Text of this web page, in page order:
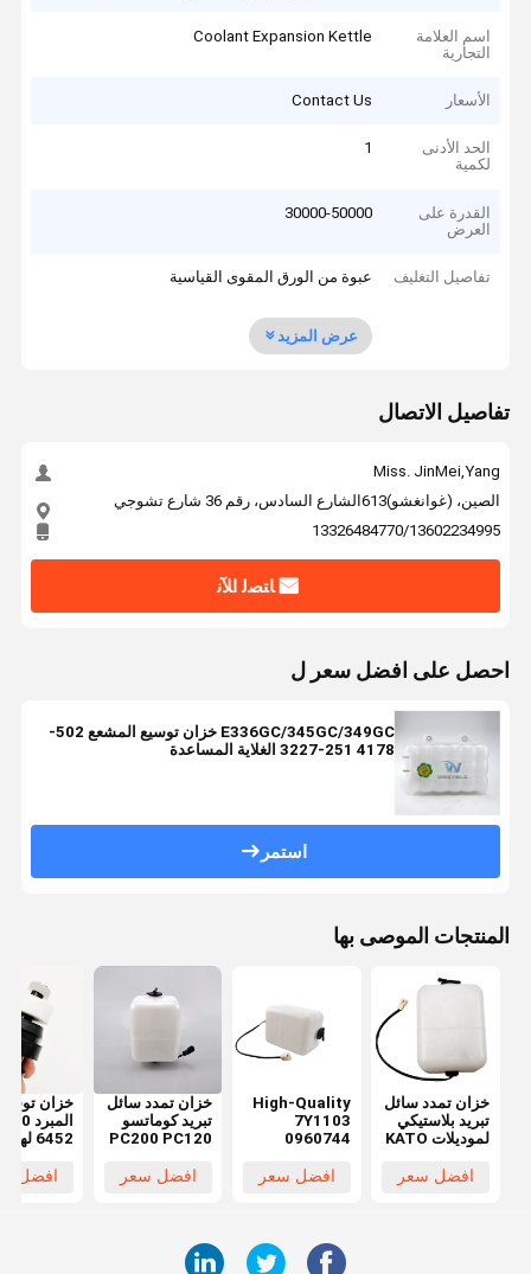
اسم العلامة
التجارية
Coolant Expansion Kettle
الأسعار Contact Us
الحد الأدنى
لكمية
1
القدرة على
العرض
30000-50000
تفاصيل التغليف عبوة من الورق المقوى القياسية
عرض المزيد
تفاصيل الاتصال
Miss. JinMei,Yang
الصين، (غوانغشو)613الشارع السادس، رقم 36 شارع تشوجي
13326484770/13602234995
ﺎﺘﺼﻟ ﺍﻶﻧ
احصل على افضل سعر ل
E336GC/345GC/349GC خزان توسيع المشعع 502-
4178 251-3227 الغلاية المساعدة
استمر
المنتجات الموصى بها
خزان تمدد سائل
تبريد بلاستيكي
لموديلات KATO
HD250 HD450
HD512 HD513
افضل سعر
High-Quality
7Y1103
0960744
Expansion
E312 E323
E324 Models
افضل سعر
خزان تمدد سائل
تبريد كوماتسو
PC200 PC120
06-15240
افضل سعر
خزان
6452
ZAX450
افضل